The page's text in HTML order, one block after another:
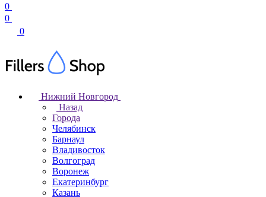
0
0
0
Нижний Новгород
Назад
Города
Челябинск
Барнаул
Владивосток
Волгоград
Воронеж
Екатеринбург
Казань